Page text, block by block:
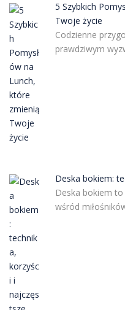
5 Szybkich
Twoje życie
Codzienne
prawdziwym
Deska bokiem:
Deska bokiem
wśród